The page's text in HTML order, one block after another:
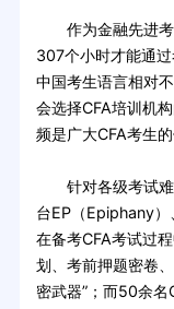
作为金融先进考
307个小时才能通
中国考生语言相对
会选择CFA培训机
频是广大CFA考生的
针对各级考试难
台EP（Epiphany）
在备考CFA考试过
划、考前押题密卷
密武器”；而50余